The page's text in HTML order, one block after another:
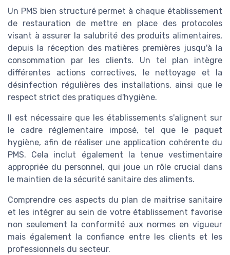
Un PMS bien structuré permet à chaque établissement
de restauration de mettre en place des protocoles
visant à assurer la salubrité des produits alimentaires,
depuis la réception des matières premières jusqu'à la
consommation par les clients. Un tel plan intègre
différentes actions correctives, le nettoyage et la
désinfection régulières des installations, ainsi que le
respect strict des pratiques d'hygiène.
Il est nécessaire que les établissements s'alignent sur
le cadre réglementaire imposé, tel que le paquet
hygiène, afin de réaliser une application cohérente du
PMS. Cela inclut également la tenue vestimentaire
appropriée du personnel, qui joue un rôle crucial dans
le maintien de la sécurité sanitaire des aliments.
Comprendre ces aspects du plan de maitrise sanitaire
et les intégrer au sein de votre établissement favorise
non seulement la conformité aux normes en vigueur
mais également la confiance entre les clients et les
professionnels du secteur.